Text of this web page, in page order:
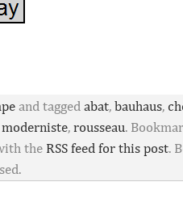
and tagged abat, bauhaus,
moderniste, rousseau.
the RSS feed for this post.